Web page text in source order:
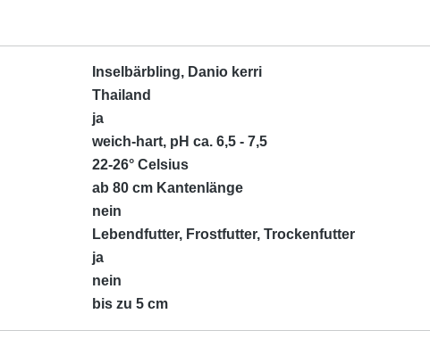
Inselbärbling, Danio kerri
Thailand
ja
weich-hart, pH ca. 6,5 - 7,5
22-26° Celsius
ab 80 cm Kantenlänge
nein
Lebendfutter, Frostfutter, Trockenfutter
ja
nein
bis zu 5 cm